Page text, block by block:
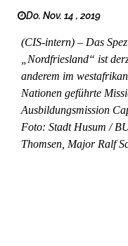
Do. Nov. 14 , 2019
(CIS-intern) – Das
„Nordfriesland“ ist
anderem im
Nationen geführte
Ausbildungsmission
Foto: Stadt Husum /
Thomsen, Major Ralf